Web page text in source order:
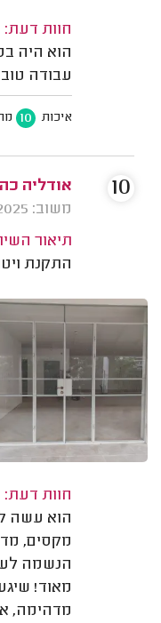
חוות דעת:
הוא היה
עבודה
איכות 10
אודליה
משוב: 11/12/2025
תיאור
התקנת
חוות דעת:
הוא עשה
מקסים,
הנשמה
מאוד!
מדהימה,
10